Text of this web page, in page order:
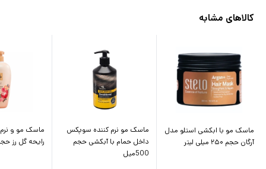
کالاهای مشابه
ماسک مو با ابکشی استلو مدل
آرگان حجم ۲۵۰ میلی لیتر
ماسک مو نرم کننده سوپکس
داخل حمام با آبکشی حجم
500میل
ماسک مو و نرم
رایحه گل رز حجم 500